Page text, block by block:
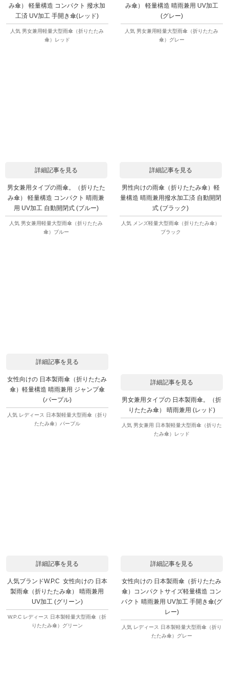
み傘） 軽量構造 コンパクト 撥水加
工済 UV加工 手開き傘(レッド)
人気 男女兼用軽量大型雨傘（折りたたみ
傘）レッド
み傘） 軽量構造 晴雨兼用 UV加工
(グレー)
人気 男女兼用軽量大型雨傘（折りたたみ
傘）グレー
詳細記事を見る
男女兼用タイプの雨傘。（折りたた
み傘） 軽量構造 コンパクト 晴雨兼
用 UV加工 自動開閉式 (ブルー)
人気 男女兼用軽量大型雨傘（折りたたみ
傘）ブルー
詳細記事を見る
男性向けの雨傘（折りたたみ傘）軽
量構造 晴雨兼用撥水加工済 自動開閉
式 (ブラック)
人気 メンズ軽量大型雨傘（折りたたみ傘）
ブラック
詳細記事を見る
女性向けの 日本製雨傘（折りたたみ
傘）軽量構造 晴雨兼用 ジャンプ傘
(パープル)
人気 レディース 日本製軽量大型雨傘（折り
たたみ傘）パープル
詳細記事を見る
男女兼用タイプの 日本製雨傘。（折
りたたみ傘） 晴雨兼用 (レッド)
人気 男女兼用 日本製軽量大型雨傘（折りた
たみ傘）レッド
詳細記事を見る
人気ブランドW.P.C 女性向けの 日本
製雨傘（折りたたみ傘） 晴雨兼用
UV加工 (グリーン)
W.P.C レディース 日本製軽量大型雨傘（折
りたたみ傘）グリーン
詳細記事を見る
女性向けの 日本製雨傘（折りたたみ
傘）コンパクトサイズ軽量構造 コン
パクト 晴雨兼用 UV加工 手開き傘(グ
レー)
人気 レディース 日本製軽量大型雨傘（折り
たたみ傘）グレー